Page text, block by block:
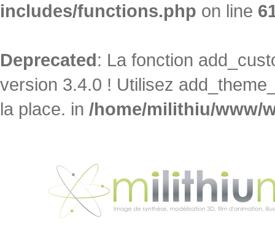
includes/functions.php on line
Deprecated: La fonction
version 3.4.0 ! Utilisez
la place. in /home/milithiu/www/